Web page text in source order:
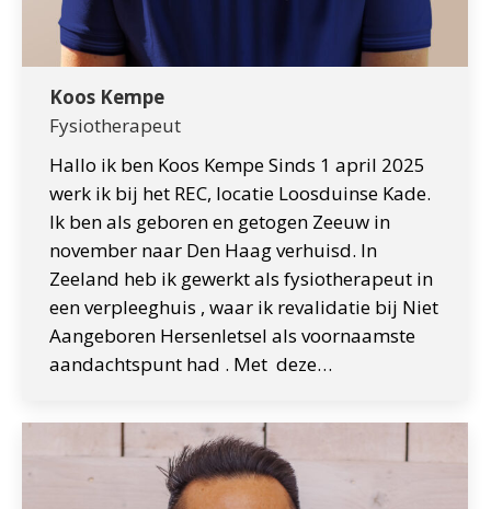
Koos Kempe
Fysiotherapeut
Hallo ik ben Koos Kempe Sinds 1 april 2025
werk ik bij het REC, locatie Loosduinse Kade.
Ik ben als geboren en getogen Zeeuw in
november naar Den Haag verhuisd. In
Zeeland heb ik gewerkt als fysiotherapeut in
een verpleeghuis , waar ik revalidatie bij Niet
Aangeboren Hersenletsel als voornaamste
aandachtspunt had . Met deze…